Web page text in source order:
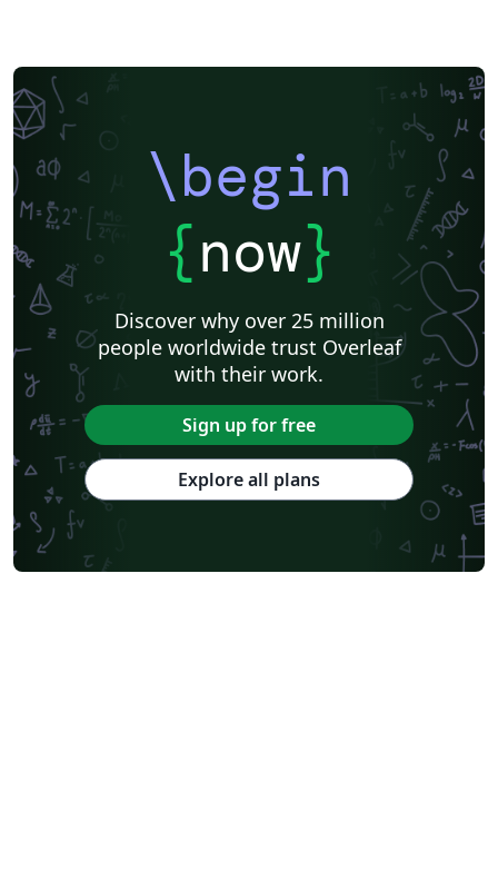
\begin
{now}
Discover why over 25 million
people worldwide trust Overleaf
with their work.
Sign up for free
Explore all plans